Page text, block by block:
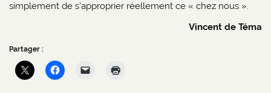
simplement de s’approprier réellement ce « chez nous ».
Vincent de Téma
Partager :